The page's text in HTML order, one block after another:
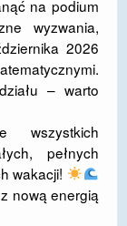
na podium
wyzwania,
2026
– warto
wszystkich
pełnych
wakacji!
nową energią